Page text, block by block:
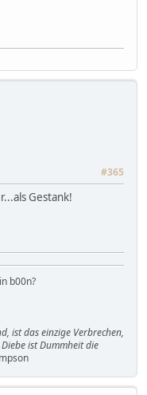
#365
Gestank!
b00n?
ist das einzige Verbrechen,
ist Dummheit die